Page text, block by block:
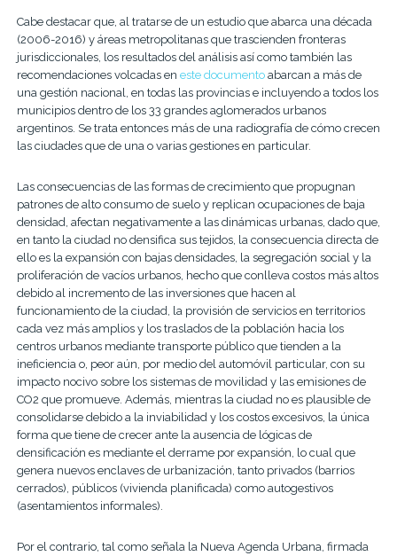
Cabe destacar que, al tratarse de un estudio que abarca una década
(2006-2016) y áreas metropolitanas que trascienden fronteras
jurisdiccionales, los resultados del análisis así como también las
recomendaciones volcadas en este documentoabarcan a más de
una gestión nacional, en todas las provincias e incluyendo a todos los
municipios dentro de los 33 grandes aglomerados urbanos
argentinos. Se trata entonces más de una radiografía de cómo crecen
las ciudades que de una o varias gestiones en particular.
Las consecuencias de las formas de crecimiento que propugnan
patrones de alto consumo de suelo y replican ocupaciones de baja
densidad, afectan negativamente a las dinámicas urbanas, dado que,
en tanto la ciudad no densifica sus tejidos, la consecuencia directa de
ello es la expansión con bajas densidades, la segregación social y la
proliferación de vacíos urbanos, hecho que conlleva costos más altos
debido al incremento de las inversiones que hacen al
funcionamiento de la ciudad, la provisión de servicios en territorios
cada vez más amplios y los traslados de la población hacia los
centros urbanos mediante transporte público que tienden a la
ineficiencia o, peor aún, por medio del automóvil particular, con su
impacto nocivo sobre los sistemas de movilidad y las emisiones de
CO2 que promueve. Además, mientras la ciudad no es plausible de
consolidarse debido a la inviabilidad y los costos excesivos, la única
forma que tiene de crecer ante la ausencia de lógicas de
densificación es mediante el derrame por expansión, lo cual que
genera nuevos enclaves de urbanización, tanto privados (barrios
cerrados), públicos (vivienda planificada) como autogestivos
(asentamientos informales).
Por el contrario, tal como señala la Nueva Agenda Urbana, firmada